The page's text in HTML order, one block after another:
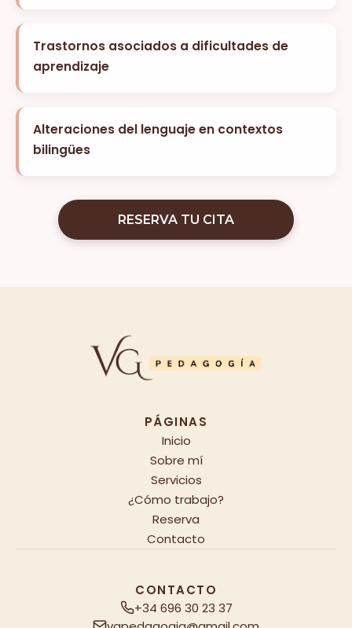
Trastornos asociados a dificultades de
aprendizaje
Alteraciones del lenguaje en contextos
bilingües
RESERVA TU CITA
PÁGINAS
Inicio
Sobre mí
Servicios
¿Cómo trabajo?
Reserva
Contacto
CONTACTO
+34 696 30 23 37